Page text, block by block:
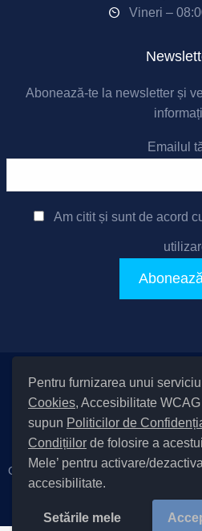
Pentru furnizarea unui
Cookies, Accesibilitate
supun Politicilor de
Condițiilor de folosire a
Mele’ pentru activare/
accesibilitate.
Setările mele
Vineri –
Abonează-te la newsletter și
Emailul
Am citit și sunt de acord
Setări Cookies și
Informare cu privire la prelucrarea
cookies|Termeni și condiții de
Cod Județ 4 / Județul Bacău / Tipul
SIRUTA al Unității Administrativ-
Copyright © 2022 Primăria